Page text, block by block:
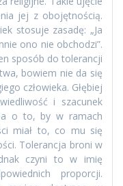
jej z obojętnością.
stosuje zasadę: „Ja
ono nie obchodzi”.
sposób do tolerancji
bowiem nie da się
człowieka. Głębiej
i szacunek
o to, by w ramach
miał to, co mu się
Tolerancja broni w
czyni to w imię
proporcji.